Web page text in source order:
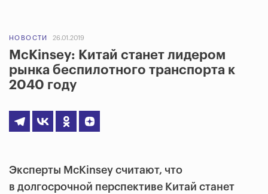
НОВОСТИ 26.01.2019
McKinsey: Китай станет лидером
рынка беспилотного транспорта к
2040 году
Эксперты McKinsey считают, что
в долгосрочной перспективе Китай станет